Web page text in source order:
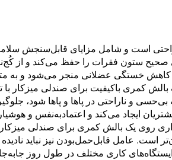
راحتی است و شامل مزایای قابل‌سنجش
صحیح ستون فقرات را حفظ می‌کند و از
کاهش خستگی عضلانی منجر می‌شود و به
کمری باکیفیت برای صندلی میزکار با
و ناراحتی در پاها و پاها شود،
ایجاد می‌کند و اعتمادبه‌نفس و
روی یک بالش کمری برای صندلی
است. عامل قابل‌حمل‌بودن نیز نباید نادیده
ایستگاه‌های کاری مختلف در طول روز